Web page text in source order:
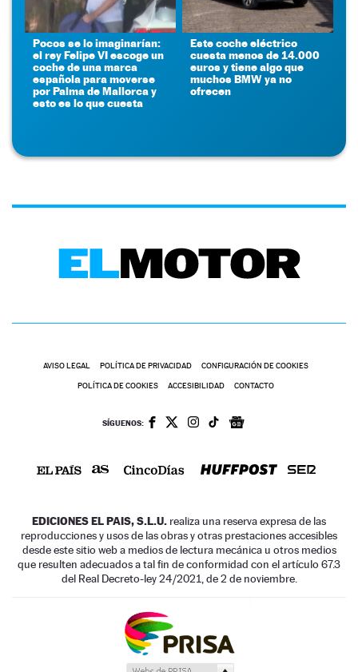
Pocos se lo imaginarían:
el rey Felipe VI escoge un
coche de una marca
española para moverse
por Palma de Mallorca y
esto es lo que cuesta
Este coche eléctrico
cuesta menos de 14.000
euros y tiene algo que
muchos BMW ya no
ofrecen
AVISO LEGAL POLÍTICA DE PRIVACIDAD CONFIGURACIÓN DE COOKIES
POLÍTICA DE COOKIES ACCESIBILIDAD CONTACTO
SÍGUENOS:
EDICIONES EL PAIS, S.L.U. realiza una reserva expresa de las
reproducciones y usos de las obras y otras prestaciones accesibles
desde este sitio web a medios de lectura mecánica u otros medios
que resulten adecuados a tal fin de conformidad con el artículo 67.3
del Real Decreto-ley 24/2021, de 2 de noviembre.